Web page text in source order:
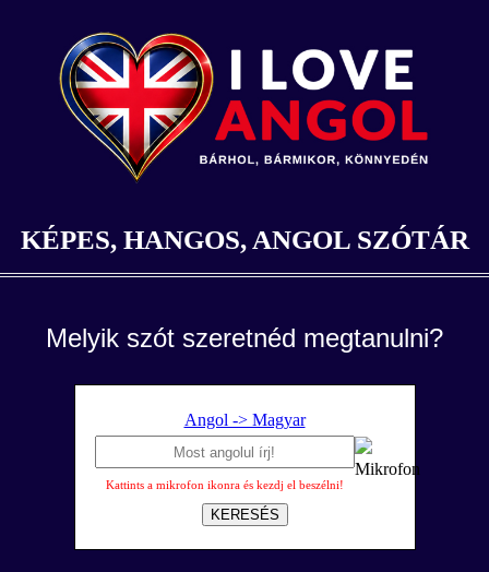
KÉPES, HANGOS, ANGOL SZÓTÁR
Melyik szót szeretnéd megtanulni?
Angol -> Magyar
Kattints a mikrofon ikonra és kezdj el beszélni!
KERESÉS